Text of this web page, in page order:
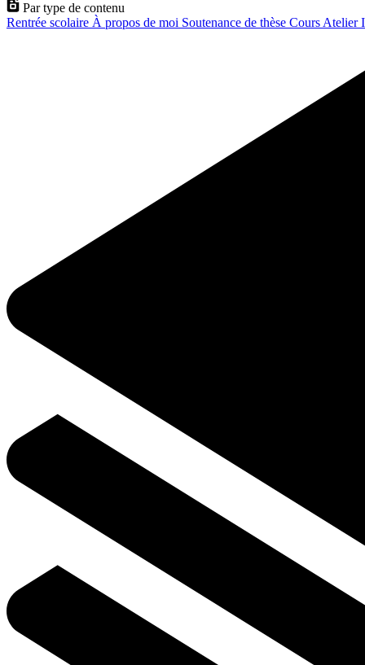
Par type de contenu
Rentrée scolaire À propos de moi Soutenance de thèse Cours Atelier